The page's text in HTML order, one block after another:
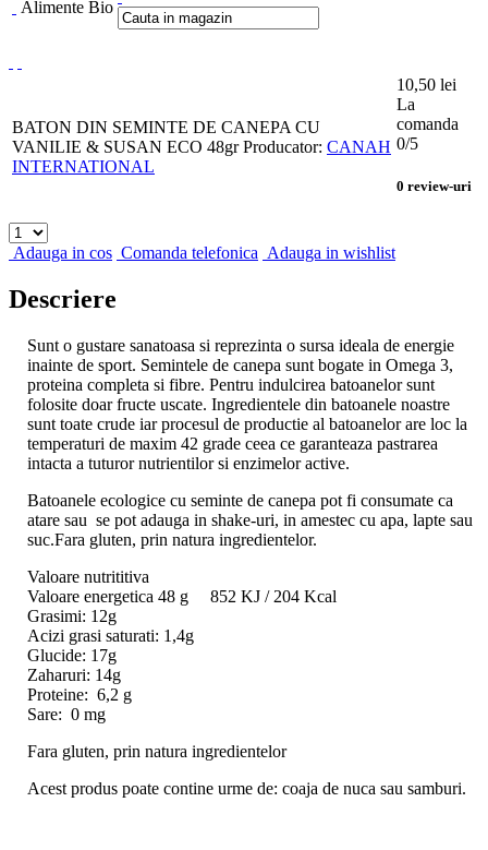
Alimente Bio
BATON DIN SEMINTE DE CANEPA CU
VANILIE & SUSAN ECO 48gr Producator: CANAH
INTERNATIONAL
10,50 lei
La
comanda
0/5
0 review-uri
Adauga in cos Comanda telefonica Adauga in wishlist
Descriere
Sunt o gustare sanatoasa si reprezinta o sursa ideala de energie
inainte de sport. Semintele de canepa sunt bogate in Omega 3,
proteina completa si fibre. Pentru indulcirea batoanelor sunt
folosite doar fructe uscate. Ingredientele din batoanele noastre
sunt toate crude iar procesul de productie al batoanelor are loc la
temperaturi de maxim 42 grade ceea ce garanteaza pastrarea
intacta a tuturor nutrientilor si enzimelor active.
Batoanele ecologice cu seminte de canepa pot fi consumate ca
atare sau se pot adauga in shake-uri, in amestec cu apa, lapte sau
suc.Fara gluten, prin natura ingredientelor.
Valoare nutrititiva
Valoare energetica 48 g 852 KJ / 204 Kcal
Grasimi: 12g
Acizi grasi saturati: 1,4g
Glucide: 17g
Zaharuri: 14g
Proteine: 6,2 g
Sare: 0 mg
Fara gluten, prin natura ingredientelor
Acest produs poate contine urme de: coaja de nuca sau samburi.